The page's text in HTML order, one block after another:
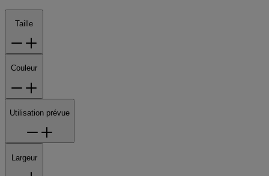
Taille
Couleur
Utilisation prévue
Largeur